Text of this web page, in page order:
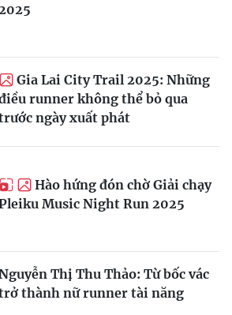
Gia Lai City Trail 2025: Những
runner không thể bỏ qua
ngày xuất phát
Hào hứng đón chờ Giải chạy
Music Night Run 2025
Thị Thu Thảo: Từ bốc vác
thành nữ runner tài năng